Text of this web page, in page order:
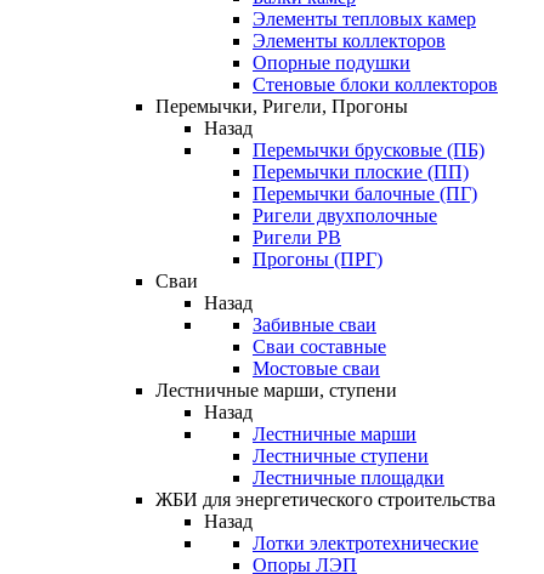
Элементы тепловых камер
Элементы коллекторов
Опорные подушки
Стеновые блоки коллекторов
Перемычки, Ригели, Прогоны
Назад
Перемычки брусковые (ПБ)
Перемычки плоские (ПП)
Перемычки балочные (ПГ)
Ригели двухполочные
Ригели РВ
Прогоны (ПРГ)
Сваи
Назад
Забивные сваи
Сваи составные
Мостовые сваи
Лестничные марши, ступени
Назад
Лестничные марши
Лестничные ступени
Лестничные площадки
ЖБИ для энергетического строительства
Назад
Лотки электротехнические
Опоры ЛЭП